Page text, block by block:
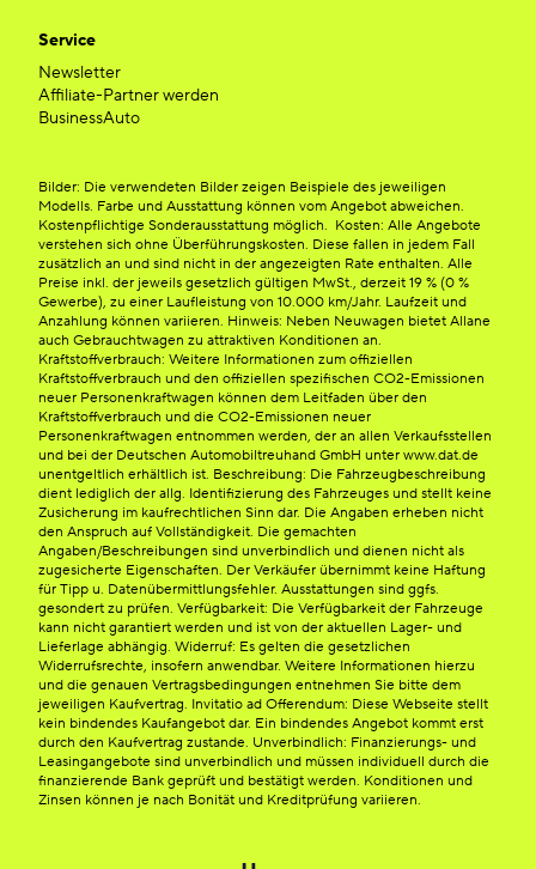
Service
Newsletter
Affiliate-Partner werden
BusinessAuto
Bilder: Die verwendeten Bilder zeigen Beispiele des jeweiligen
Modells. Farbe und Ausstattung können vom Angebot abweichen.
Kostenpflichtige Sonderausstattung möglich. Kosten: Alle Angebote
verstehen sich ohne Überführungskosten. Diese fallen in jedem Fall
zusätzlich an und sind nicht in der angezeigten Rate enthalten. Alle
Preise inkl. der jeweils gesetzlich gültigen MwSt., derzeit 19 % (0 %
Gewerbe), zu einer Laufleistung von 10.000 km/Jahr. Laufzeit und
Anzahlung können variieren. Hinweis: Neben Neuwagen bietet Allane
auch Gebrauchtwagen zu attraktiven Konditionen an.
Kraftstoffverbrauch: Weitere Informationen zum offiziellen
Kraftstoffverbrauch und den offiziellen spezifischen CO2-Emissionen
neuer Personenkraftwagen können dem Leitfaden über den
Kraftstoffverbrauch und die CO2-Emissionen neuer
Personenkraftwagen entnommen werden, der an allen Verkaufsstellen
und bei der Deutschen Automobiltreuhand GmbH unter www.dat.de
unentgeltlich erhältlich ist. Beschreibung: Die Fahrzeugbeschreibung
dient lediglich der allg. Identifizierung des Fahrzeuges und stellt keine
Zusicherung im kaufrechtlichen Sinn dar. Die Angaben erheben nicht
den Anspruch auf Vollständigkeit. Die gemachten
Angaben/Beschreibungen sind unverbindlich und dienen nicht als
zugesicherte Eigenschaften. Der Verkäufer übernimmt keine Haftung
für Tipp u. Datenübermittlungsfehler. Ausstattungen sind ggfs.
gesondert zu prüfen. Verfügbarkeit: Die Verfügbarkeit der Fahrzeuge
kann nicht garantiert werden und ist von der aktuellen Lager- und
Lieferlage abhängig. Widerruf: Es gelten die gesetzlichen
Widerrufsrechte, insofern anwendbar. Weitere Informationen hierzu
und die genauen Vertragsbedingungen entnehmen Sie bitte dem
jeweiligen Kaufvertrag. Invitatio ad Offerendum: Diese Webseite stellt
kein bindendes Kaufangebot dar. Ein bindendes Angebot kommt erst
durch den Kaufvertrag zustande. Unverbindlich: Finanzierungs- und
Leasingangebote sind unverbindlich und müssen individuell durch die
finanzierende Bank geprüft und bestätigt werden. Konditionen und
Zinsen können je nach Bonität und Kreditprüfung variieren.